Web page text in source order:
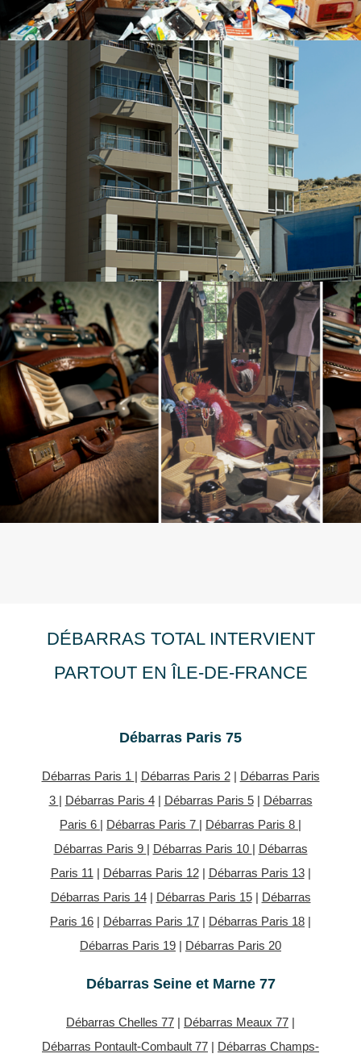
DÉBARRAS TOTAL INTERVIENT
PARTOUT EN ÎLE-DE-FRANCE
Débarras Paris 75
Débarras Paris 1 | Débarras Paris 2| Débarras Paris
3 | Débarras Paris 4| Débarras Paris 5| Débarras
Paris 6 | Débarras Paris 7 | Débarras Paris 8 |
Débarras Paris 9 | Débarras Paris 10 | Débarras
Paris 11 | Débarras Paris 12| Débarras Paris 13|
Débarras Paris 14| Débarras Paris 15| Débarras
Paris 16 | Débarras Paris 17 | Débarras Paris 18 |
Débarras Paris 19 | Débarras Paris 20
Débarras Seine et Marne 77
Débarras Chelles 77 | Débarras Meaux 77 |
Débarras Pontault-Combault 77 | Débarras Champs-